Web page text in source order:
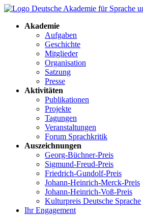
Akademie
Aufgaben
Geschichte
Mitglieder
Organisation
Satzung
Presse
Aktivitäten
Publikationen
Projekte
Tagungen
Veranstaltungen
Forum Sprachkritik
Auszeichnungen
Georg-Büchner-Preis
Sigmund-Freud-Preis
Friedrich-Gundolf-Preis
Johann-Heinrich-Merck-Preis
Johann-Heinrich-Voß-Preis
Kulturpreis Deutsche Sprache
Ihr Engagement